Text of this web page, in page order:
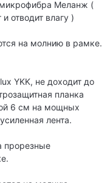
микрофибра Меланж (
отводит влагу )
на молнию в рамке.
YKK, не доходит до
планка
6 см на мощных
лента.
прорезные